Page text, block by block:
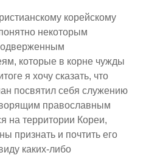
корейскому
некоторым
которые в корне чужды
я хочу сказать, что
посвятил себя служению
православным
на территории Кореи,
признать и почтить его
каких-либо